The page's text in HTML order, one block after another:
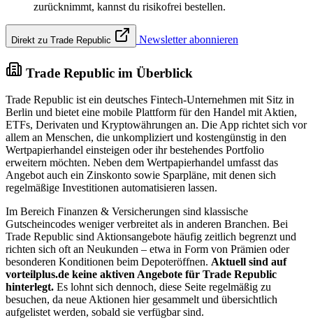
zurücknimmt, kannst du risikofrei bestellen.
Direkt zu Trade Republic Newsletter abonnieren
Trade Republic im Überblick
Trade Republic ist ein deutsches Fintech-Unternehmen mit Sitz in
Berlin und bietet eine mobile Plattform für den Handel mit Aktien,
ETFs, Derivaten und Kryptowährungen an. Die App richtet sich vor
allem an Menschen, die unkompliziert und kostengünstig in den
Wertpapierhandel einsteigen oder ihr bestehendes Portfolio
erweitern möchten. Neben dem Wertpapierhandel umfasst das
Angebot auch ein Zinskonto sowie Sparpläne, mit denen sich
regelmäßige Investitionen automatisieren lassen.
Im Bereich Finanzen & Versicherungen sind klassische
Gutscheincodes weniger verbreitet als in anderen Branchen. Bei
Trade Republic sind Aktionsangebote häufig zeitlich begrenzt und
richten sich oft an Neukunden – etwa in Form von Prämien oder
besonderen Konditionen beim Depoteröffnen. Aktuell sind auf
vorteilplus.de keine aktiven Angebote für Trade Republic
hinterlegt. Es lohnt sich dennoch, diese Seite regelmäßig zu
besuchen, da neue Aktionen hier gesammelt und übersichtlich
aufgelistet werden, sobald sie verfügbar sind.